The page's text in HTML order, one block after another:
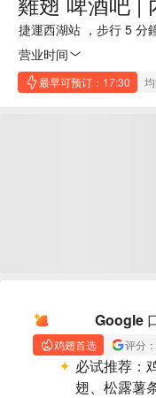
捷運西湖站 ，步行 5 分
营业时间
最早可预订：17:30
Google
鸡翅首选 评分
必试推荐：
翅、松露薯